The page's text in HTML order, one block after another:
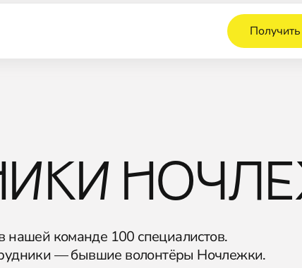
нашей команде 100 специалистов.
— бывшие волонтёры Ночлежки.